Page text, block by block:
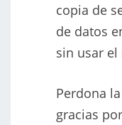
copia de
de datos
sin usar el
Perdona
gracias